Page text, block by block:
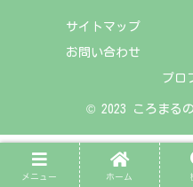
サイトマップ
お問い合わせ
プロ
© 2023 ころまる
メニュー ホーム